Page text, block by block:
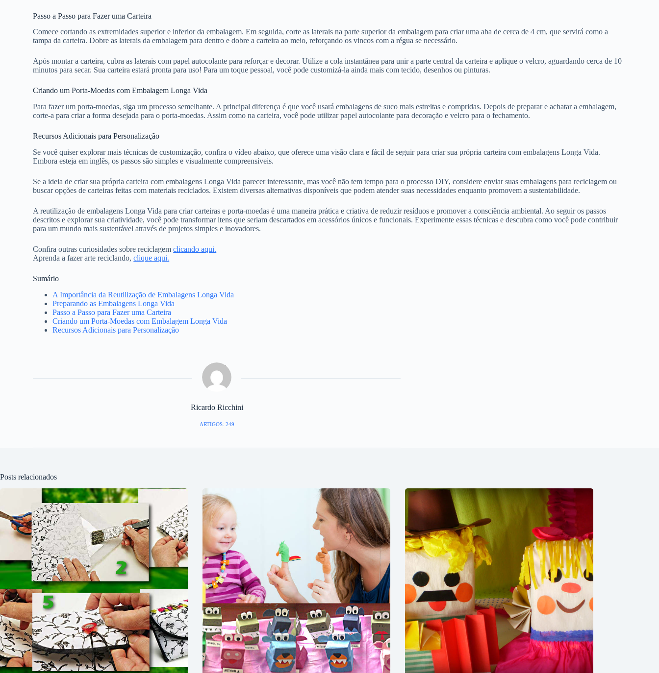
Passo a Passo para Fazer uma Carteira
Comece cortando as extremidades superior e inferior da embalagem. Em seguida, corte as laterais na parte superior da embalagem para criar uma aba de cerca de 4 cm, que servirá como a
tampa da carteira. Dobre as laterais da embalagem para dentro e dobre a carteira ao meio, reforçando os vincos com a régua se necessário.
Após montar a carteira, cubra as laterais com papel autocolante para reforçar e decorar. Utilize a cola instantânea para unir a parte central da carteira e aplique o velcro, aguardando cerca de 10
minutos para secar. Sua carteira estará pronta para uso! Para um toque pessoal, você pode customizá-la ainda mais com tecido, desenhos ou pinturas.
Criando um Porta-Moedas com Embalagem Longa Vida
Para fazer um porta-moedas, siga um processo semelhante. A principal diferença é que você usará embalagens de suco mais estreitas e compridas. Depois de preparar e achatar a embalagem,
corte-a para criar a forma desejada para o porta-moedas. Assim como na carteira, você pode utilizar papel autocolante para decoração e velcro para o fechamento.
Recursos Adicionais para Personalização
Se você quiser explorar mais técnicas de customização, confira o vídeo abaixo, que oferece uma visão clara e fácil de seguir para criar sua própria carteira com embalagens Longa Vida.
Embora esteja em inglês, os passos são simples e visualmente compreensíveis.
Se a ideia de criar sua própria carteira com embalagens Longa Vida parecer interessante, mas você não tem tempo para o processo DIY, considere enviar suas embalagens para reciclagem ou
buscar opções de carteiras feitas com materiais reciclados. Existem diversas alternativas disponíveis que podem atender suas necessidades enquanto promovem a sustentabilidade.
A reutilização de embalagens Longa Vida para criar carteiras e porta-moedas é uma maneira prática e criativa de reduzir resíduos e promover a consciência ambiental. Ao seguir os passos
descritos e explorar sua criatividade, você pode transformar itens que seriam descartados em acessórios únicos e funcionais. Experimente essas técnicas e descubra como você pode contribuir
para um mundo mais sustentável através de projetos simples e inovadores.
Confira outras curiosidades sobre reciclagemclicando aqui.
Aprenda a fazer arte reciclando,clique aqui.
Sumário
A Importância da Reutilização de Embalagens Longa Vida
Preparando as Embalagens Longa Vida
Passo a Passo para Fazer uma Carteira
Criando um Porta-Moedas com Embalagem Longa Vida
Recursos Adicionais para Personalização
Ricardo Ricchini
ARTIGOS: 249
Posts relacionados